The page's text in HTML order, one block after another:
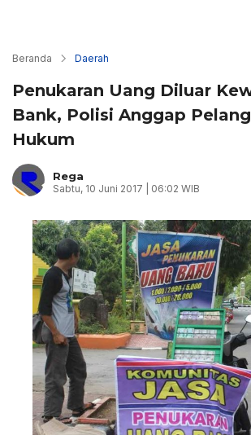
Beranda Daerah
Penukaran Uang Diluar
Bank, Polisi Anggap
Hukum
Rega
Sabtu, 10 Juni 2017 | 06:02 WIB